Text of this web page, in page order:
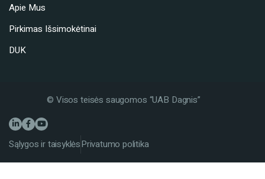
Apie Mus
Pirkimas Išsimokėtinai
DUK
© Visos teisės saugomos “UAB Dagnis”
Sąlygos ir taisyklėsPrivatumo politika